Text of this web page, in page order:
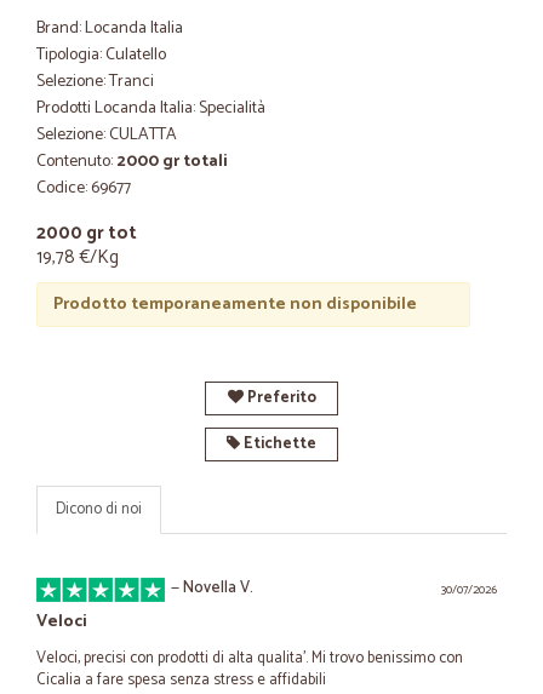
Brand: Locanda Italia
Tipologia: Culatello
Selezione: Tranci
Prodotti Locanda Italia: Specialità
Selezione: CULATTA
Contenuto:2000 gr totali
Codice: 69677
2000 gr tot
19,78 €/Kg
Prodotto temporaneamente non disponibile
Preferito
Etichette
Dicono di noi
30/07/2026
—Novella V.
Veloci
Veloci, precisi con prodotti di alta qualita'. Mi trovo benissimo con
Cicalia a fare spesa senza stress e affidabili